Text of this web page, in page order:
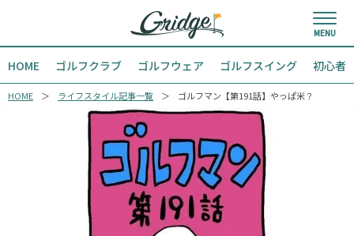
HOME ゴルフクラブ ゴルフウェア ゴルフスイング 初心者
HOME ライフスタイル記事一覧 ゴルフマン【第191話】やっぱ米？